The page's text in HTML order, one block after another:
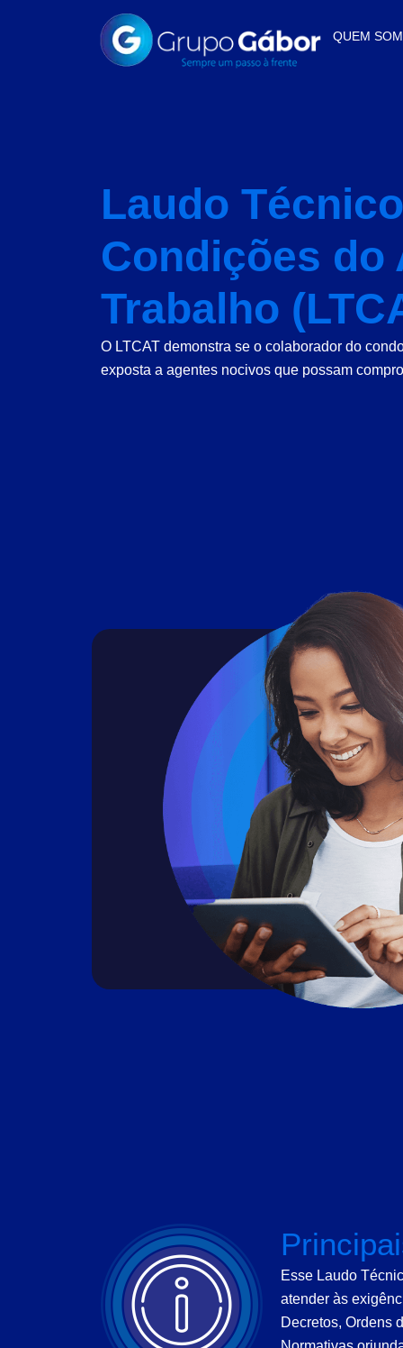
QUEM
Laudo
Condições do
Trabalho
O LTCAT demonstra se o colaborador do
exposta a agentes nocivos que possam
Esse Laudo
atender às
Decretos, Ordens